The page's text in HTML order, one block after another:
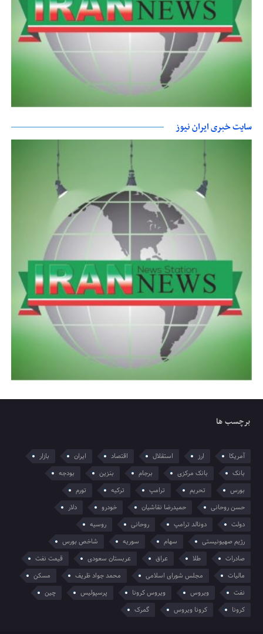
سایت خبری ایران نیوز
برچسب ها
آمریکا ارز استقلال اقتصاد ایران
بازار
بانک
بانک مرکزی برجام بنزین
بودجه
بورس
تحریم ترامپ ترکیه
تورم
حسن روحانی
حمیدرضا نقاشیان خودرو
دلار
دولت
دونالد ترامپ روحانی
روسیه
رژیم صهیونیستی
سهام سوریه
شاخص بورس
صادرات
طلا عراق عربستان سعودی
قیمت نفت
مالیات
مجلس شورای اسلامی محمد جواد ظریف
مسکن
نفت
ویروس ویروس کرونا پرسپولیس
چین
کرونا
کرونا ویروس گمرک